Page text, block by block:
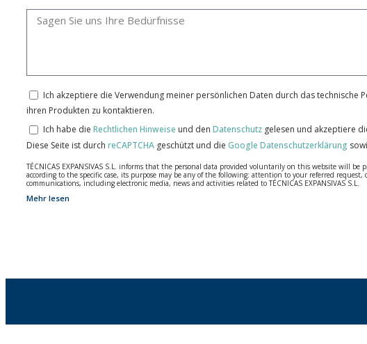
Ich akzeptiere die Verwendung meiner persönlichen Daten durch das technische
ihren Produkten zu kontaktieren.
Ich habe die Rechtlichen Hinweise und den Datenschutz gelesen und akzeptiere
Diese Seite ist durch reCAPTCHA geschützt und die Google Datenschutzerklärung
TÉCNICAS EXPANSIVAS S.L. informs that the personal data provided voluntarily on this website will
according to the specific case, its purpose may be any of the following: attention to your referred
communications, including electronic media, news and activities related to TÉCNICAS EXPANSIVAS S.L.
The data in our files are strictly confidential and shall be treated with the utmost confidentiality and
The user may at any time exercise their rights of access, rectification, cancellation and opposition
Mehr lesen